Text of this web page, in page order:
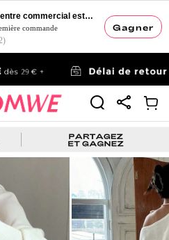
Gagner
ROMWE - Votre e-centre commercial esthétique
commande